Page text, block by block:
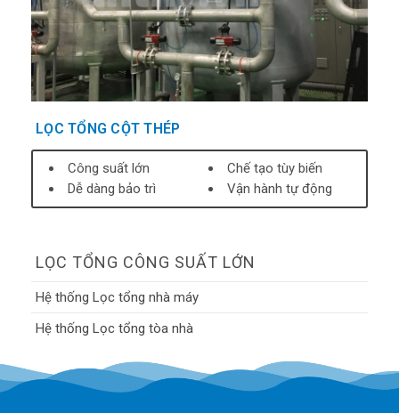
LỌC TỔNG CỘT THÉP
Công suất lớn
Chế tạo tùy biến
Dễ dàng bảo trì
Vận hành tự động
LỌC TỔNG CÔNG SUẤT LỚN
Hệ thống Lọc tổng nhà máy
Hệ thống Lọc tổng tòa nhà